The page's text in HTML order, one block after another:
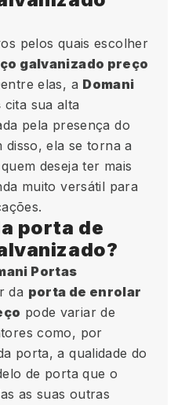
pelos quais escolher
galvanizado preço
elas, a Domani
cita sua alta
pela presença do
disso, ela se torna a
deseja ter mais
muito versátil para
porta de
Portas
da porta de enrolar
pode variar de
como, por
porta, a qualidade do
de porta que o
as suas outras